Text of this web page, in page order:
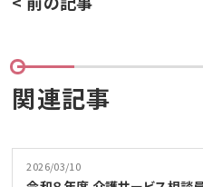
関連記事
2026/03/10